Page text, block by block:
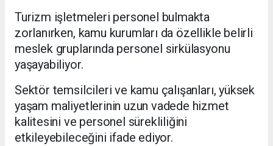
Turizm işletmeleri personel bulmakta
zorlanırken, kamu kurumları da özellikle belirli
meslek gruplarında personel sirkülasyonu
yaşayabiliyor.
Sektör temsilcileri ve kamu çalışanları, yüksek
yaşam maliyetlerinin uzun vadede hizmet
kalitesini ve personel sürekliliğini
etkileyebileceğini ifade ediyor.